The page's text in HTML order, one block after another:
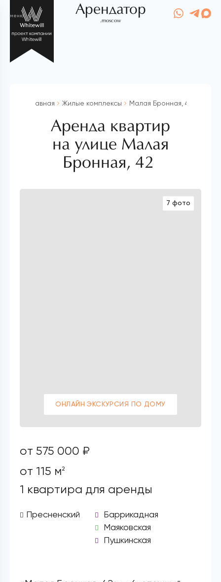
меню Арендатор
.moscow
Главная Жилые комплексы Малая Бронная, 42
Аренда квартир
на улице Малая
Бронная, 42
7 фото
ОНЛАЙН ЭКСКУРСИЯ ПО ДОМУ
от 575 000 ₽
от 115 м2
1 квартира для аренды
Пресненский
Баррикадная
Маяковская
Пушкинская